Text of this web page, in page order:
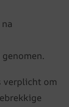
verplicht om